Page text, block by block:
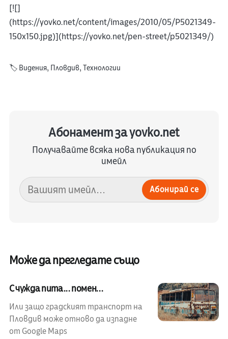
[![]
(https://yovko.net/content/images/2010/05/P5021349-
150x150.jpg)](https://yovko.net/pen-street/p5021349/)
🏷️ Видения, Пловдив, Технологии
Абонамент за yovko.net
Получавайте всяка нова публикация по
имейл
Абонирай се
Може да прегледате също
С чужда пита... помен...
Или защо градският транспорт на
Пловдив може отново да изпадне
от Google Maps